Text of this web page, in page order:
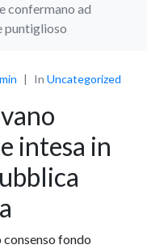
confermano ad
puntiglioso
In Uncategorized
intesa in
fondo